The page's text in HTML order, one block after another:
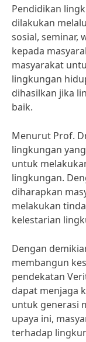
Pendidikan
dilakukan
sosial, seminar,
kepada
masyarakat
lingkungan
dihasilkan jika
baik.
Menurut Prof.
lingkungan
untuk
lingkungan.
diharapkan
melakukan
kelestarian
Dengan
membangun
pendekatan
dapat menjaga
untuk generasi
upaya ini,
terhadap